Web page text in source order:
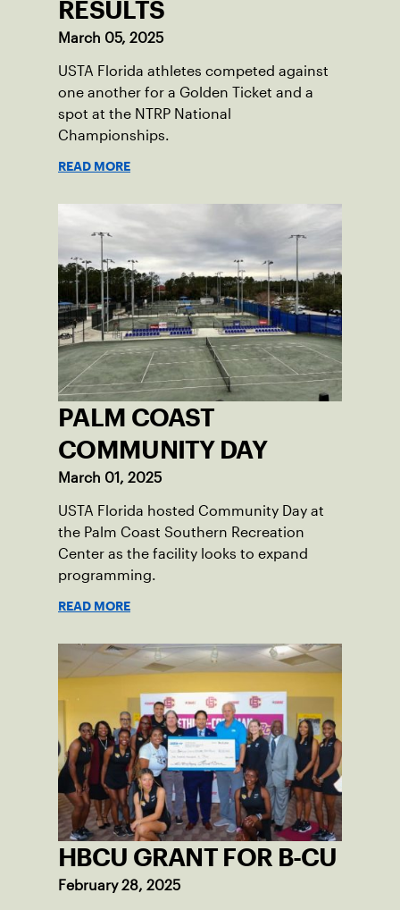
RESULTS
March 05, 2025
USTA Florida athletes competed against
one another for a Golden Ticket and a
spot at the NTRP National
Championships.
READ MORE
PALM COAST
COMMUNITY DAY
March 01, 2025
USTA Florida hosted Community Day at
the Palm Coast Southern Recreation
Center as the facility looks to expand
programming.
READ MORE
HBCU GRANT FOR B-CU
February 28, 2025